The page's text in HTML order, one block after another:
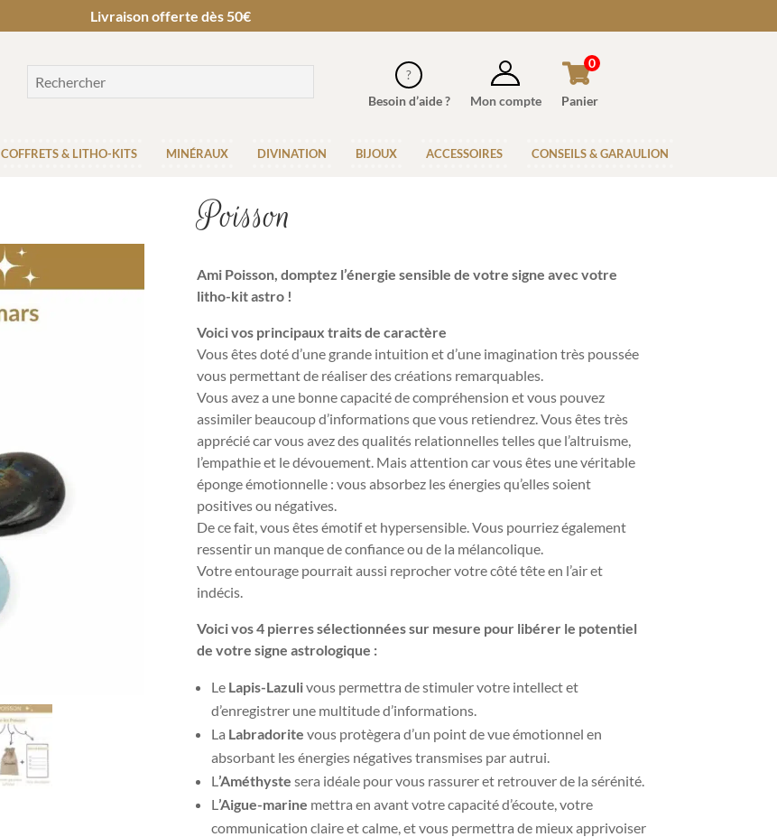
Livraison offerte dès 50€
Besoin d’aide ? Mon compte Panier
0
COFFRETS & LITHO-KITS MINÉRAUX DIVINATION BIJOUX ACCESSOIRES CONSEILS & GARAULION
Poisson
Ami Poisson, domptez l’énergie sensiblede votre signe avec votre
litho-kit astro !
Voici vos principaux traits de caractère
Vous êtes doté d’une grande intuition et d’une imagination très poussée
vous permettant de réaliser des créations remarquables.
Vous avez a une bonne capacité de compréhension et vous pouvez
assimiler beaucoup d’informations que vous retiendrez. Vous êtes très
apprécié car vous avez des qualités relationnelles telles que l’altruisme,
l’empathie et le dévouement. Mais attention car vous êtes une véritable
éponge émotionnelle : vous absorbez les énergies qu’elles soient
positives ou négatives.
De ce fait, vous êtes émotif et hypersensible. Vous pourriez également
ressentir un manque de confiance ou de la mélancolique.
Votre entourage pourrait aussi reprocher votre côté tête en l’air et
indécis.
Voici vos 4 pierres sélectionnées sur mesure pour libérer le potentiel
de votre signe astrologique :
Le Lapis-Lazulivous permettra de stimuler votre intellect et
d’enregistrer une multitude d’informations.
La Labradorite vous protègera d’un point de vue émotionnel en
absorbant les énergies négatives transmises par autrui.
L’Améthyste sera idéale pour vous rassurer et retrouver de la sérénité.
L’Aigue-marine mettra en avant votre capacité d’écoute, votre
communication claire et calme, et vous permettra de mieux apprivoiser